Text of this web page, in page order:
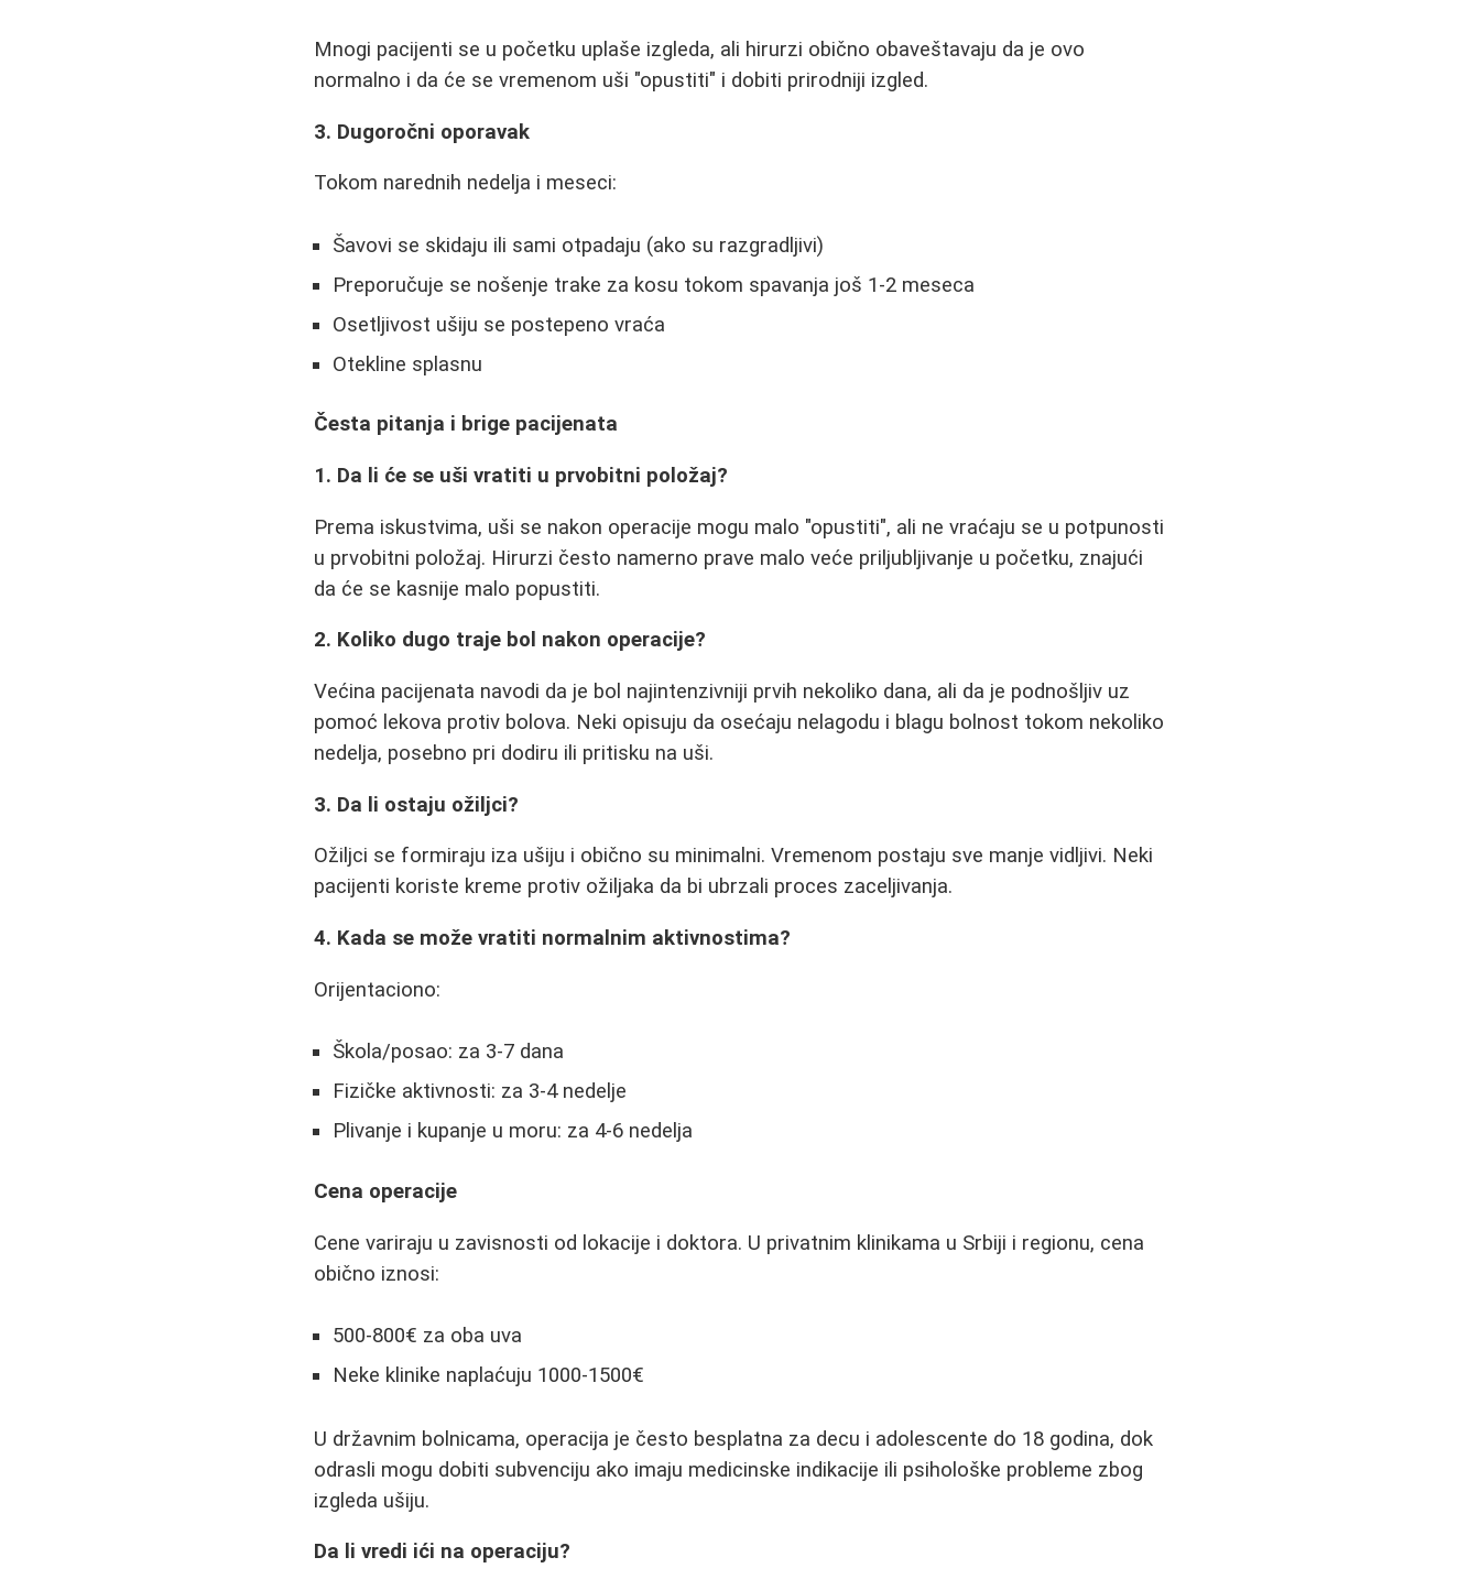
Mnogi pacijenti se u početku uplaše izgleda, ali hirurzi obično obaveštavaju da je ovo
normalno i da će se vremenom uši "opustiti" i dobiti prirodniji izgled.
3. Dugoročni oporavak
Tokom narednih nedelja i meseci:
Šavovi se skidaju ili sami otpadaju (ako su razgradljivi)
Preporučuje se nošenje trake za kosu tokom spavanja još 1-2 meseca
Osetljivost ušiju se postepeno vraća
Otekline splasnu
Česta pitanja i brige pacijenata
1. Da li će se uši vratiti u prvobitni položaj?
Prema iskustvima, uši se nakon operacije mogu malo "opustiti", ali ne vraćaju se u potpunosti
u prvobitni položaj. Hirurzi često namerno prave malo veće priljubljivanje u početku, znajući
da će se kasnije malo popustiti.
2. Koliko dugo traje bol nakon operacije?
Većina pacijenata navodi da je bol najintenzivniji prvih nekoliko dana, ali da je podnošljiv uz
pomoć lekova protiv bolova. Neki opisuju da osećaju nelagodu i blagu bolnost tokom nekoliko
nedelja, posebno pri dodiru ili pritisku na uši.
3. Da li ostaju ožiljci?
Ožiljci se formiraju iza ušiju i obično su minimalni. Vremenom postaju sve manje vidljivi. Neki
pacijenti koriste kreme protiv ožiljaka da bi ubrzali proces zaceljivanja.
4. Kada se može vratiti normalnim aktivnostima?
Orijentaciono:
Škola/posao: za 3-7 dana
Fizičke aktivnosti: za 3-4 nedelje
Plivanje i kupanje u moru: za 4-6 nedelja
Cena operacije
Cene variraju u zavisnosti od lokacije i doktora. U privatnim klinikama u Srbiji i regionu, cena
obično iznosi:
500-800€ za oba uva
Neke klinike naplaćuju 1000-1500€
U državnim bolnicama, operacija je često besplatna za decu i adolescente do 18 godina, dok
odrasli mogu dobiti subvenciju ako imaju medicinske indikacije ili psihološke probleme zbog
izgleda ušiju.
Da li vredi ići na operaciju?